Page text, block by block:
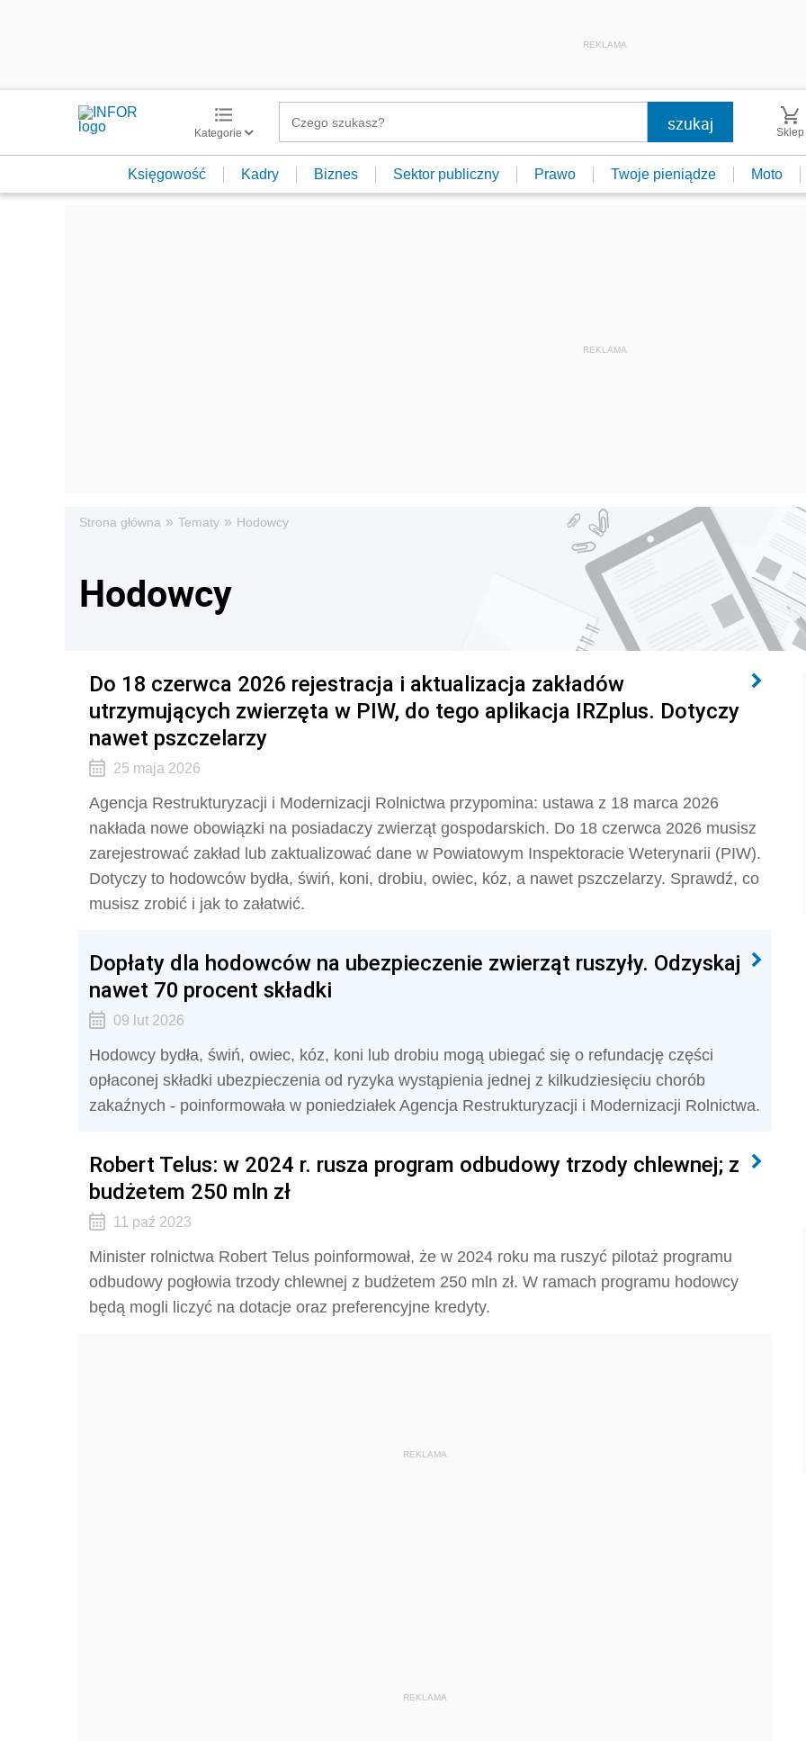
REKLAMA
Kategorie Sklep
Księgowość Kadry Biznes Sektor publiczny Prawo Twoje pieniądze Moto
Strona główna » Tematy » Hodowcy
Hodowcy
Do 18 czerwca 2026 rejestracja i aktualizacja zakładów
utrzymujących zwierzęta w PIW, do tego aplikacja IRZplus. Dotyczy
nawet pszczelarzy
25 maja 2026
Agencja Restrukturyzacji i Modernizacji Rolnictwa przypomina: ustawa z 18 marca 2026
nakłada nowe obowiązki na posiadaczy zwierząt gospodarskich. Do 18 czerwca 2026 musisz
zarejestrować zakład lub zaktualizować dane w Powiatowym Inspektoracie Weterynarii (PIW).
Dotyczy to hodowców bydła, świń, koni, drobiu, owiec, kóz, a nawet pszczelarzy. Sprawdź, co
musisz zrobić i jak to załatwić.
Dopłaty dla hodowców na ubezpieczenie zwierząt ruszyły. Odzyskaj
nawet 70 procent składki
09 lut 2026
Hodowcy bydła, świń, owiec, kóz, koni lub drobiu mogą ubiegać się o refundację części
opłaconej składki ubezpieczenia od ryzyka wystąpienia jednej z kilkudziesięciu chorób
zakaźnych - poinformowała w poniedziałek Agencja Restrukturyzacji i Modernizacji Rolnictwa.
Robert Telus: w 2024 r. rusza program odbudowy trzody chlewnej; z
budżetem 250 mln zł
11 paź 2023
Minister rolnictwa Robert Telus poinformował, że w 2024 roku ma ruszyć pilotaż programu
odbudowy pogłowia trzody chlewnej z budżetem 250 mln zł. W ramach programu hodowcy
będą mogli liczyć na dotacje oraz preferencyjne kredyty.
REKLAMA
REKLAMA